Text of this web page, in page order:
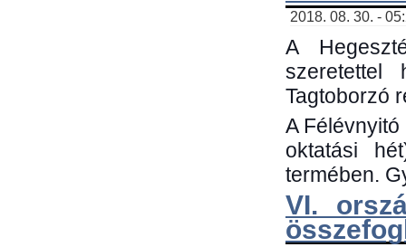
2018. 08. 30. -
A
szeretettel
Tagtoborzó
A
oktatási
termében.
VI.